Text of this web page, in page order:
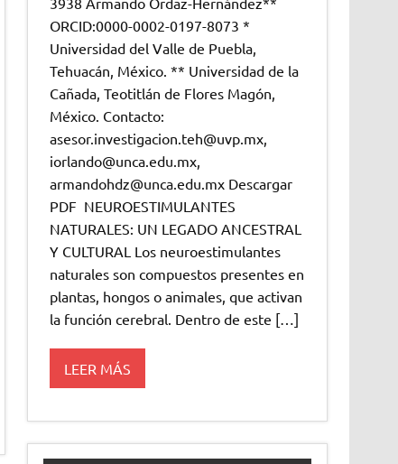
ORCID:0000-0002-0197-8073 *
Universidad del Valle de Puebla,
Tehuacán, México. ** Universidad de la
Cañada, Teotitlán de Flores Magón,
México. Contacto:
asesor.investigacion.teh@uvp.mx,
iorlando@unca.edu.mx,
armandohdz@unca.edu.mx Descargar
PDF NEUROESTIMULANTES
NATURALES: UN LEGADO ANCESTRAL
Y CULTURAL Los neuroestimulantes
naturales son compuestos presentes en
plantas, hongos o animales, que activan
la función cerebral. Dentro de este […]
LEER MÁS